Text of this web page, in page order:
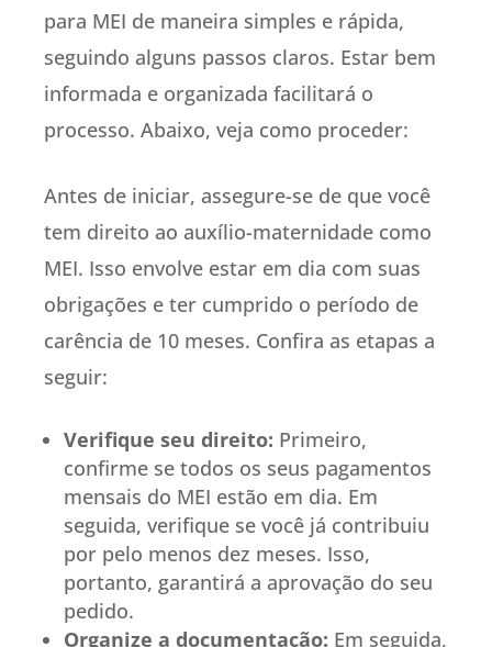
para MEI de maneira simples e rápida,
seguindo alguns passos claros. Estar bem
informada e organizada facilitará o
processo. Abaixo, veja como proceder:
Antes de iniciar, assegure-se de que você
tem direito ao auxílio-maternidade como
MEI. Isso envolve estar em dia com suas
obrigações e ter cumprido o período de
carência de 10 meses. Confira as etapas a
seguir:
Verifique seu direito: Primeiro,
confirme se todos os seus pagamentos
mensais do MEI estão em dia. Em
seguida, verifique se você já contribuiu
por pelo menos dez meses. Isso,
portanto, garantirá a aprovação do seu
pedido.
Organize a documentação: Em seguida,